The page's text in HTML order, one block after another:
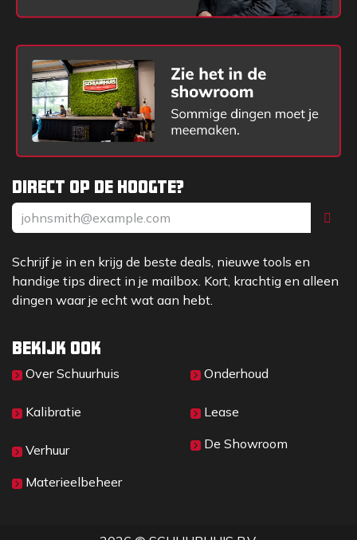
Direct op de hoogte?
Schrijf je in en krijg de beste deals, nieuwe tools en
handige tips direct in je mailbox. Kort, krachtig en alleen
dingen waar je echt wat aan hebt.
Bekijk ook
Over Sc​huurhuis
Kalibratie
Verhuur
Materieelbeheer
Onderhoud
Lease
De Showroom